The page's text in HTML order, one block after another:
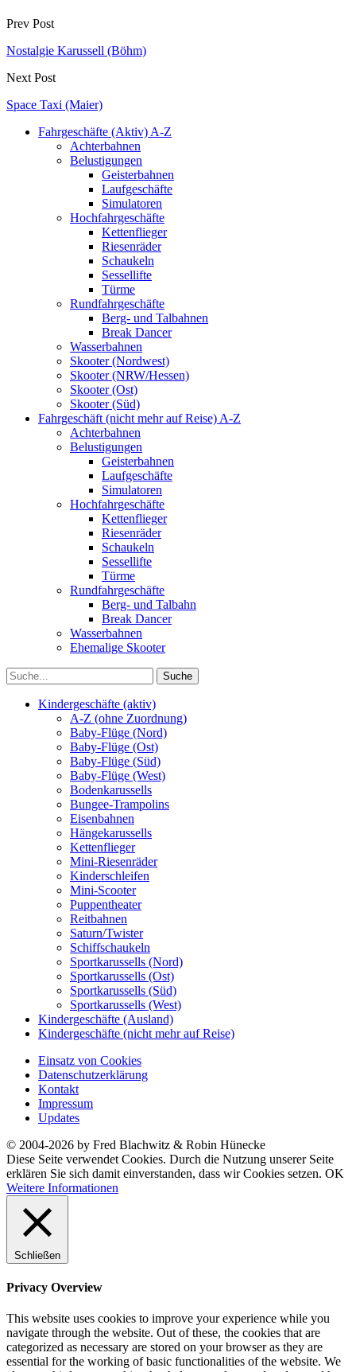
Prev Post
Nostalgie Karussell (Böhm)
Next Post
Space Taxi (Maier)
Fahrgeschäfte (Aktiv) A-Z
Achterbahnen
Belustigungen
Geisterbahnen
Laufgeschäfte
Simulatoren
Hochfahrgeschäfte
Kettenflieger
Riesenräder
Schaukeln
Sessellifte
Türme
Rundfahrgeschäfte
Berg- und Talbahnen
Break Dancer
Wasserbahnen
Skooter (Nordwest)
Skooter (NRW/Hessen)
Skooter (Ost)
Skooter (Süd)
Fahrgeschäft (nicht mehr auf Reise) A-Z
Achterbahnen
Belustigungen
Geisterbahnen
Laufgeschäfte
Simulatoren
Hochfahrgeschäfte
Kettenflieger
Riesenräder
Schaukeln
Sessellifte
Türme
Rundfahrgeschäfte
Berg- und Talbahn
Break Dancer
Wasserbahnen
Ehemalige Skooter
Kindergeschäfte (aktiv)
A-Z (ohne Zuordnung)
Baby-Flüge (Nord)
Baby-Flüge (Ost)
Baby-Flüge (Süd)
Baby-Flüge (West)
Bodenkarussells
Bungee-Trampolins
Eisenbahnen
Hängekarussells
Kettenflieger
Mini-Riesenräder
Kinderschleifen
Mini-Scooter
Puppentheater
Reitbahnen
Saturn/Twister
Schiffschaukeln
Sportkarussells (Nord)
Sportkarussells (Ost)
Sportkarussells (Süd)
Sportkarussells (West)
Kindergeschäfte (Ausland)
Kindergeschäfte (nicht mehr auf Reise)
Einsatz von Cookies
Datenschutzerklärung
Kontakt
Impressum
Updates
© 2004-2026 by Fred Blachwitz & Robin Hünecke
Diese Seite verwendet Cookies. Durch die Nutzung unserer Seite
erklären Sie sich damit einverstanden, dass wir Cookies setzen. OK
Weitere Informationen
Schließen
Privacy Overview
This website uses cookies to improve your experience while you
navigate through the website. Out of these, the cookies that are
categorized as necessary are stored on your browser as they are
essential for the working of basic functionalities of the website. We